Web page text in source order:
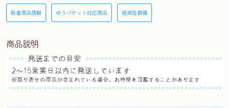
新着商品情報 ゆうパケット対応商品 絶滅危惧種
商品説明